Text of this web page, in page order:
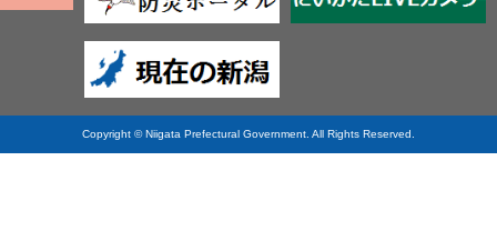
Copyright © Niigata Prefectural Government. All Rights Reserved.